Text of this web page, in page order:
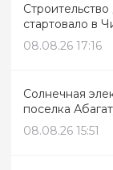
стартовало в
08.08.26 17:16
Солнечная
поселка
08.08.26 15:51